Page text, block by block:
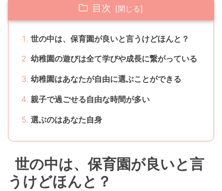
目次
世の中は、保育園が良いと言うけどほんと？
幼稚園の遊びは全て学びや成長に繋がっている
幼稚園はあなたが自由に選ぶことができる
親子で過ごせる自由な時間が多い
選ぶのはあなた自身
世の中は、保育園が良いと言
うけどほんと？